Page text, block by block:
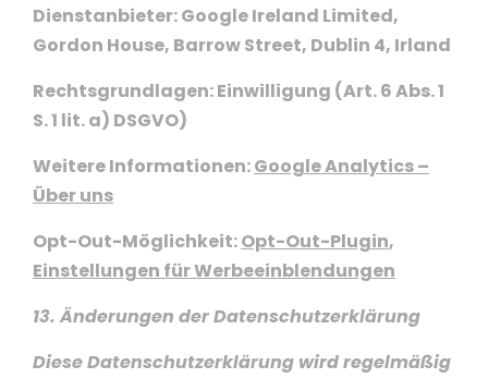
Dienstanbieter: Google Ireland Limited,
Gordon House, Barrow Street, Dublin 4, Irland
Rechtsgrundlagen: Einwilligung (Art. 6 Abs. 1
S. 1 lit. a) DSGVO)
Weitere Informationen:Google Analytics –
Über uns
Opt-Out-Möglichkeit:Opt-Out-Plugin,
Einstellungen für Werbeeinblendungen
13. Änderungen der Datenschutzerklärung
Diese Datenschutzerklärung wird regelmäßig